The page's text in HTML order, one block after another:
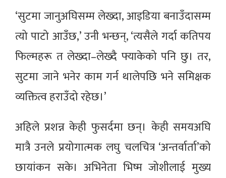
‘सुटमा जानुअघिसम्म लेख्दा, आइडिया बनाउँदासम्म
त्यो पाटो आउँछ,’ उनी भन्छन्, ‘त्यसैले गर्दा कतिपय
फिल्महरू त लेख्दा–लेख्दै फ्याकेको पनि छु। तर,
सुटमा जाने भनेर काम गर्न थालेपछि भने समिक्षक
व्यक्तित्व हराउँदो रहेछ।’
अहिले प्रशन्न केही फुसर्दमा छन्। केही समयअघि
मात्रै उनले प्रयोगात्मक लघु चलचित्र ‘अन्तर्वार्ता’को
छायांकन सके। अभिनेता भिष्म जोशीलाई मुख्य